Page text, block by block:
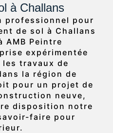
à Challans
professionnel pour
de sol à Challans
AMB Peintre
expérimentée
travaux de
la région de
pour un projet de
neuve,
disposition notre
faire pour